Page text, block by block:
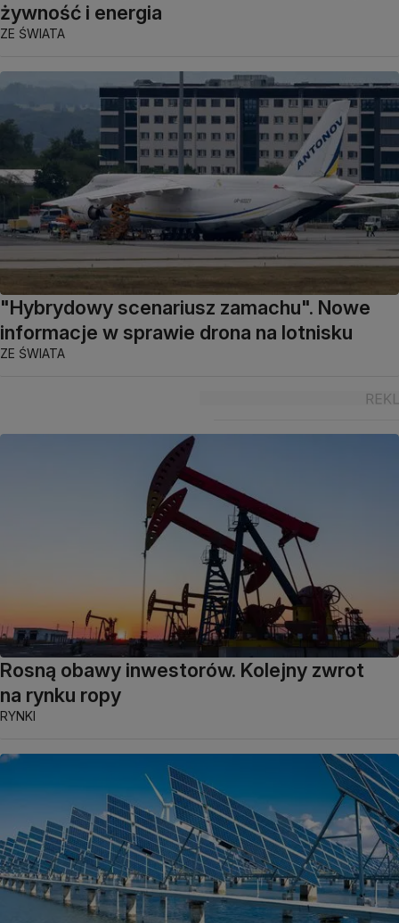
żywność i energia
ZE ŚWIATA
"Hybrydowy scenariusz zamachu". Nowe
informacje w sprawie drona na lotnisku
ZE ŚWIATA
Rosną obawy inwestorów. Kolejny zwrot
na rynku ropy
RYNKI